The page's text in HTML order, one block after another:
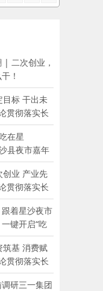
| 二次创业，
！
标 干出未
彻落实长
党代会精神
在星
县夜市嘉年
业 产业先
彻落实长
党代会精神
着星沙夜市
键开启“吃
基 消费赋
彻落实长
党代会精神
研三一集团